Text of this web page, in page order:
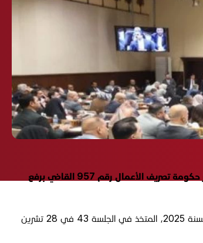
أظهرت وثائق حصلت عليها "الجبال"، السبت 10 كانون الثاني 2026، تقديم 25 عضواً في مجلس النواب العراقي، طلباً إلى رئاسة البرلمان، لإلغاء قرار حكومة تصريف الأعمال رقم 957 القاضي برفع
وجاء في الطلب الموقع من قبل 25 نائباً، إلى رئاسة مجلس النواب: "قرر مجلس النواب اتخاذ الإجراءات اللازمة من قبل مجلس الوزراء بإلغاء قراره المرقم 957 لسنة 2025، المتخذ في الجلسة 43 في 28 تشرين